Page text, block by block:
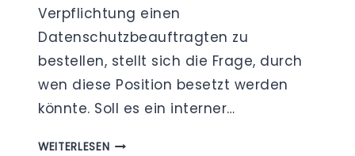
Verpflichtung einen
Datenschutzbeauftragten zu
bestellen, stellt sich die Frage, durch
wen diese Position besetzt werden
könnte. Soll es ein interner…
WEITERLESENINTERNER